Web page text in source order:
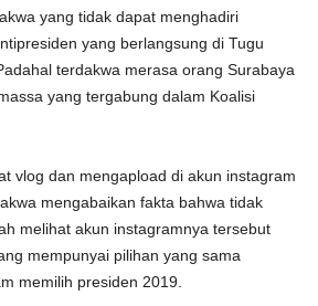
yang tidak dapat menghadiri
yang berlangsung di Tugu
terdakwa merasa orang Surabaya
yang tergabung dalam Koalisi
vlog dan mengapload di akun instagram
mengabaikan fakta bahwa tidak
melihat akun instagramnya tersebut
mempunyai pilihan yang sama
memilih presiden 2019.